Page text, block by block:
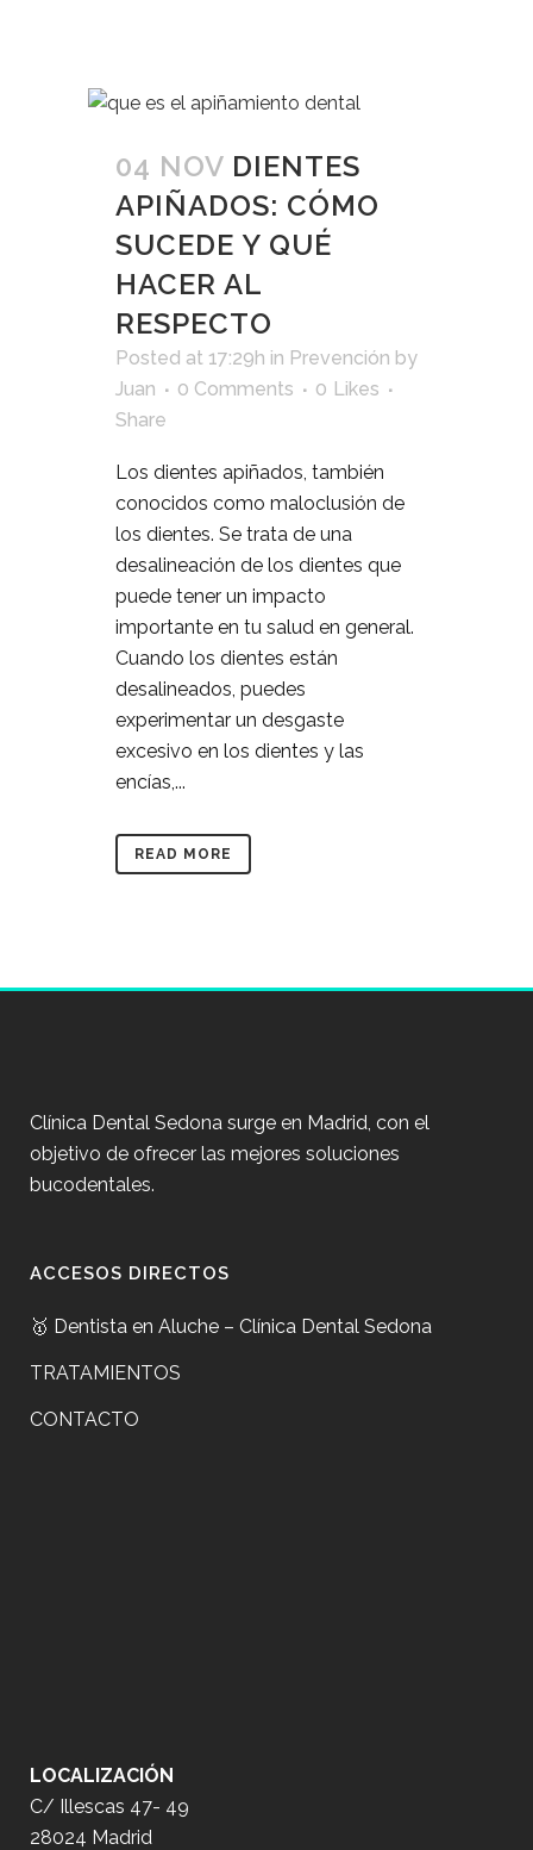
04 NOV DIENTES
APIÑADOS: CÓMO
SUCEDE Y QUÉ
HACER AL
RESPECTO
Posted at 17:29h in Prevención by
Juan
0 Comments 0 Likes
Share
Los dientes apiñados, también
conocidos como maloclusión de
los dientes. Se trata de una
desalineación de los dientes que
puede tener un impacto
importante en tu salud en general.
Cuando los dientes están
desalineados, puedes
experimentar un desgaste
excesivo en los dientes y las
encías,...
READ MORE
Clínica Dental Sedona surge en Madrid, con el
objetivo de ofrecer las mejores soluciones
bucodentales.
ACCESOS DIRECTOS
🥇 Dentista en Aluche – Clínica Dental Sedona
TRATAMIENTOS
CONTACTO
LOCALIZACIÓN
C/ Illescas 47- 49
28024 Madrid